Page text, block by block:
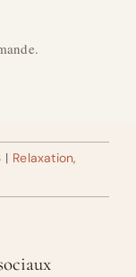
| Relaxation,